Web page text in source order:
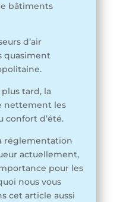
bâtiments
d’air
quasiment
tard, la
nettement les
confort d’été.
réglementation
actuellement,
pour les
nous vous
cet article aussi